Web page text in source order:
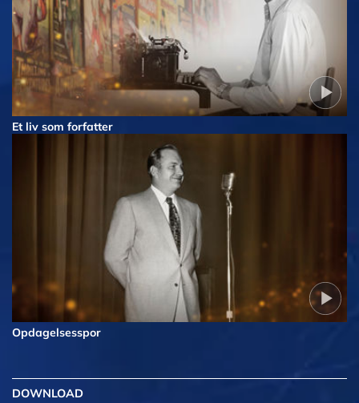
Et liv som forfatter
Opdagelsesspor
DOWNLOAD